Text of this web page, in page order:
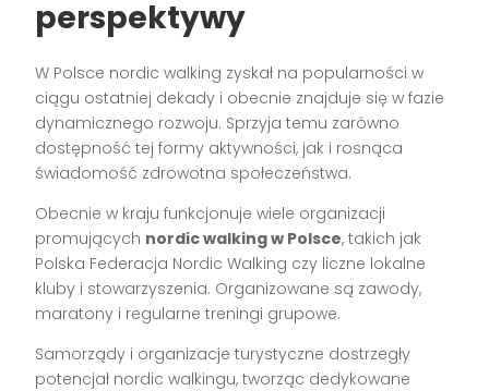
perspektywy
W Polsce nordic walking zyskał na popularności w
ciągu ostatniej dekady i obecnie znajduje się w fazie
dynamicznego rozwoju. Sprzyja temu zarówno
dostępność tej formy aktywności, jak i rosnąca
świadomość zdrowotna społeczeństwa.
Obecnie w kraju funkcjonuje wiele organizacji
promujących nordic walking w Polsce, takich jak
Polska Federacja Nordic Walking czy liczne lokalne
kluby i stowarzyszenia. Organizowane są zawody,
maratony i regularne treningi grupowe.
Samorządy i organizacje turystyczne dostrzegły
potencjał nordic walkingu, tworząc dedykowane